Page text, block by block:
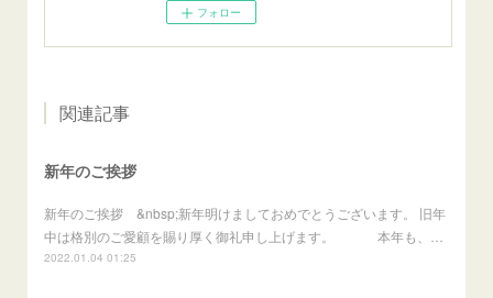
フォロー
関連記事
新年のご挨拶
新年のご挨拶 &nbsp;新年明けましておめでとうございます。 旧年
中は格別のご愛顧を賜り厚く御礼申し上げます。 本年も、…
2022.01.04 01:25